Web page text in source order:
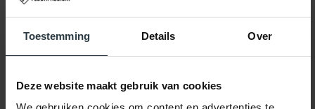
Toestemming Details Over
Deze website maakt gebruik van cookies
Gerelateerde producten